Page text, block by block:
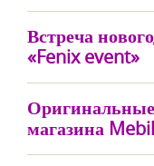
Встреча
«Fenix event»
магазина